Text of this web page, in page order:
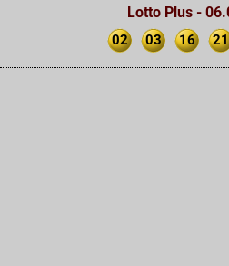
Lotto Plus -
02 03 16 21